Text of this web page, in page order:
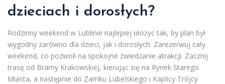
dzieciach i dorosłych?
Rodzinny weekend w Lublinie najlepiej ułożyć tak, by plan był
wygodny zarówno dla dzieci, jak i dorosłych. Zarezerwuj cały
weekend, co pozwoli na spokojne zwiedzanie atrakcji. Zacznij
trasę od Bramy Krakowskiej, kierując się na Rynek Starego
Miasta, a następnie do Zamku Lubelskiego i Kaplicy Trójcy